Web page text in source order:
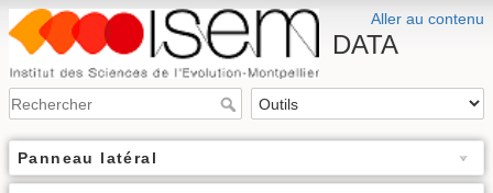
Aller au contenu
DATA
Panneau latéral